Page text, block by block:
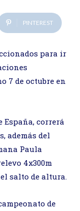
PINTEREST
para ir
7 de octubre en
España, correrá
además del
Paula
4x300m
salto de altura.
de